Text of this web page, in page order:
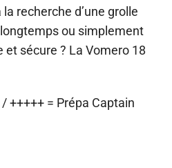
recherche d’une grolle
ou simplement
et sécure ? La Vomero 18
+++++ = Prépa Captain